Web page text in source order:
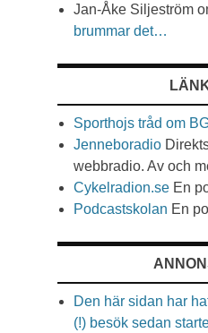
Jan-Åke Siljeström
brummar det…
Sporthojs tråd om
Jenneboradio
webbradio. Av och
Cykelradion.se En
Podcastskolan En
Den här sidan har
(!) besök sedan